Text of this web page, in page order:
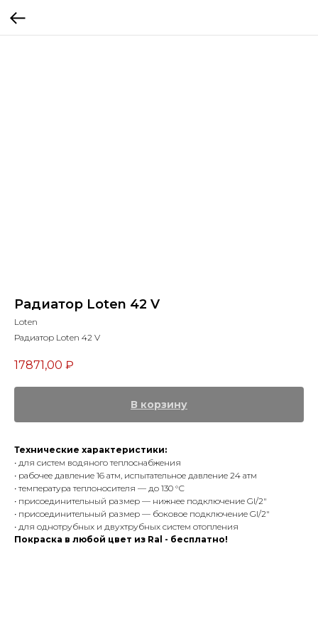
Радиатор Loten 42 V
Loten
Радиатор Loten 42 V
17871,00 ₽
В корзину
Технические характеристики:
• для систем водяного теплоснабжения
• рабочее давление 16 атм, испытательное давление 24 атм
• температура теплоносителя — до 130 °С
• присоединительный размер — нижнее подключение Gl/2″
• присоединительный размер — боковое подключение Gl/2″
• для однотрубных и двухтрубных систем отопления
Покраска в любой цвет из Ral - бесплатно!